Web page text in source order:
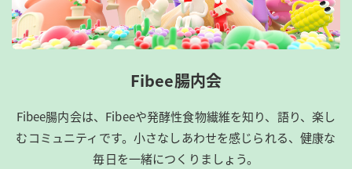
Fibee腸内会
Fibee腸内会は、​Fibeeや発酵性食物繊維を知り、語り、楽し
むコミュニティです。​小さなしあわせを感じられる、健康な
毎日を一緒につくりましょう。